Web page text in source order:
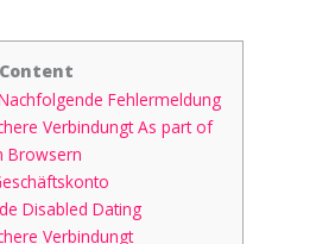
Content
Fehlermeldung
Verbindungt As part of
Browsern
Disabled Dating
Verbindungt